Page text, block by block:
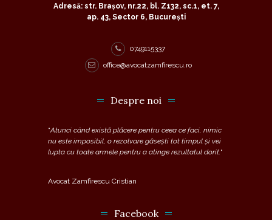
Adresă: str. Brașov, nr.22, bl. Z132, sc.1, et. 7,
ap. 43, Sector 6, București
0749115337
office@avocatzamfirescu.ro
Despre noi
“Atunci când există plăcere pentru ceea ce faci, nimic
nu este imposibil, o rezolvare găsești tot timpul și vei
lupta cu toate armele pentru a atinge rezultatul dorit. “
Avocat Zamfirescu Cristian
Facebook